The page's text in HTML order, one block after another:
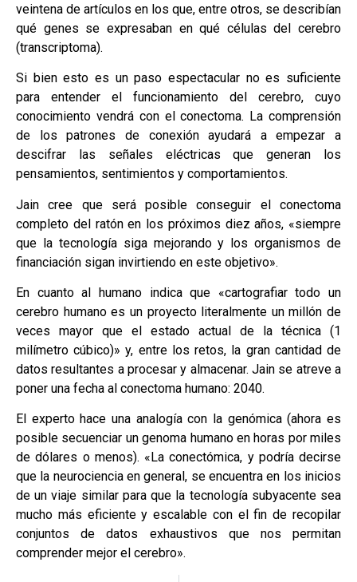
veintena de artículos en los que, entre otros, se describían
qué genes se expresaban en qué células del cerebro
(transcriptoma).
Si bien esto es un paso espectacular no es suficiente
para entender el funcionamiento del cerebro, cuyo
conocimiento vendrá con el conectoma. La comprensión
de los patrones de conexión ayudará a empezar a
descifrar las señales eléctricas que generan los
pensamientos, sentimientos y comportamientos.
Jain cree que será posible conseguir el conectoma
completo del ratón en los próximos diez años, «siempre
que la tecnología siga mejorando y los organismos de
financiación sigan invirtiendo en este objetivo».
En cuanto al humano indica que «cartografiar todo un
cerebro humano es un proyecto literalmente un millón de
veces mayor que el estado actual de la técnica (1
milímetro cúbico)» y, entre los retos, la gran cantidad de
datos resultantes a procesar y almacenar. Jain se atreve a
poner una fecha al conectoma humano: 2040.
El experto hace una analogía con la genómica (ahora es
posible secuenciar un genoma humano en horas por miles
de dólares o menos). «La conectómica, y podría decirse
que la neurociencia en general, se encuentra en los inicios
de un viaje similar para que la tecnología subyacente sea
mucho más eficiente y escalable con el fin de recopilar
conjuntos de datos exhaustivos que nos permitan
comprender mejor el cerebro».